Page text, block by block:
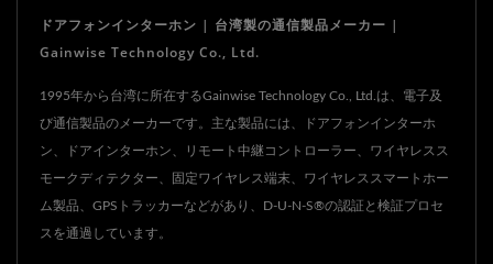
の住民が使用できます。
使用してパスワードを入力
ドアフォンインターホン | 台湾製の通信製品メーカー |
Gainwise Technology Co., Ltd.
1995年から台湾に所在するGainwise Technology Co., Ltd.は、電子及
び通信製品のメーカーです。主な製品には、ドアフォンインターホ
ン、ドアインターホン、リモート中継コントローラー、ワイヤレスス
モークディテクター、固定ワイヤレス端末、ワイヤレススマートホー
ム製品、GPSトラッカーなどがあり、D-U-N-S®の認証と検証プロセ
スを通過しています。